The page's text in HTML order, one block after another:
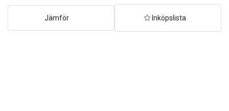
Jämför Inköpslista